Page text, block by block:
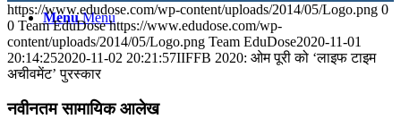
Menu Menu
July 31, 2026
📝 डेली करेंट अफेयर्स: 28-31 जुलाई 2026
https://www.edudose.com/wp-content/uploads/2014/05/Logo.png 0
0 Team EduDose https://www.edudose.com/wp-
content/uploads/2014/05/Logo.png Team EduDose2020-11-01
20:14:252020-11-02 20:21:57IIFFB 2020: ओम पूरी को ‘लाइफ टाइम
अचीवमेंट’ पुरस्कार
नवीनतम सामायिक आलेख